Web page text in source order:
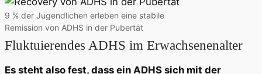
9 % der Jugendlichen erleben eine stabile
Remission von ADHS in der Pubertät
Fluktuierendes ADHS im Erwachsenenalter
Es steht also fest, dass ein ADHS sich mit der